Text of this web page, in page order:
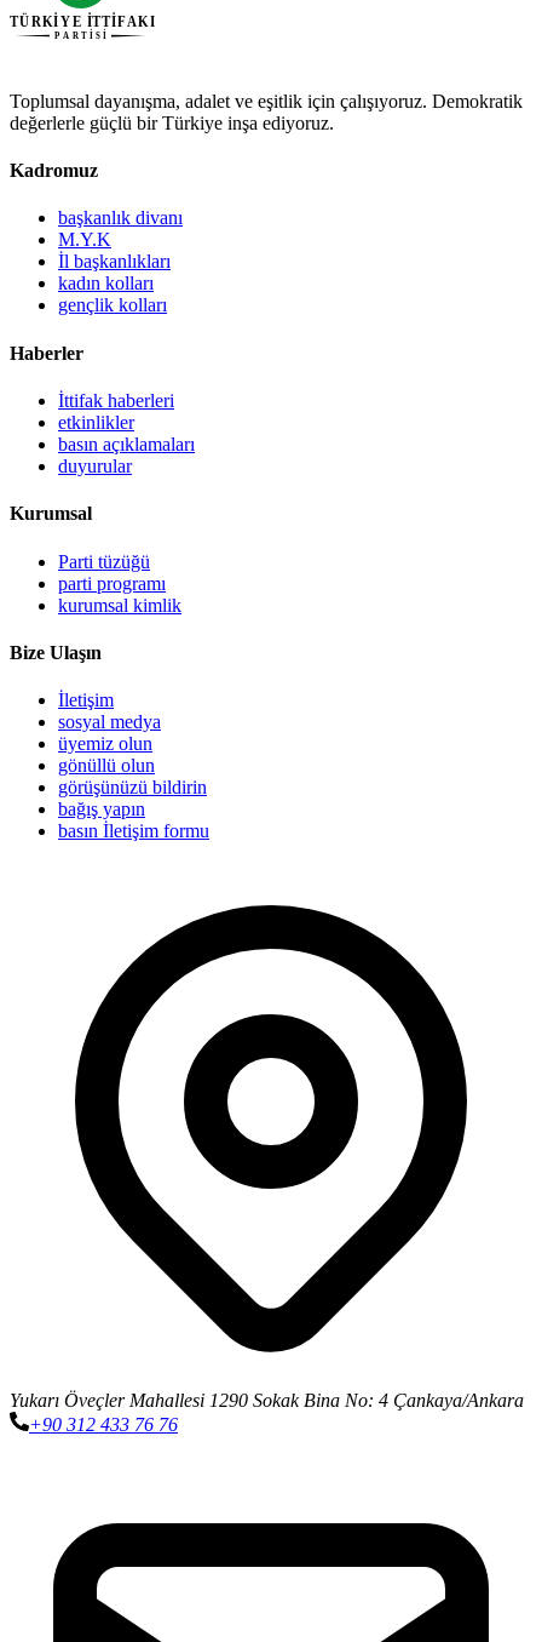
Toplumsal dayanışma, adalet ve eşitlik için çalışıyoruz. Demokratik
değerlerle güçlü bir Türkiye inşa ediyoruz.
Kadromuz
başkanlık divanı
M.Y.K
İl başkanlıkları
kadın kolları
gençlik kolları
Haberler
İttifak haberleri
etkinlikler
basın açıklamaları
duyurular
Kurumsal
Parti tüzüğü
parti programı
kurumsal kimlik
Bize Ulaşın
İletişim
sosyal medya
üyemiz olun
gönüllü olun
görüşünüzü bildirin
bağış yapın
basın İletişim formu
Yukarı Öveçler Mahallesi 1290 Sokak Bina No: 4 Çankaya/Ankara
+90 312 433 76 76